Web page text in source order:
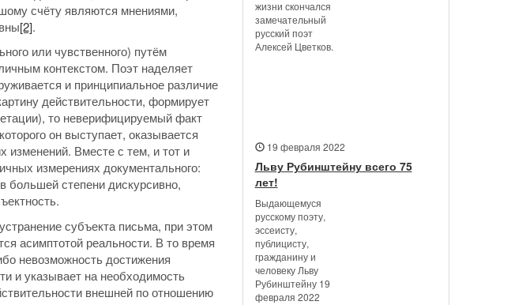
счёту являются мнениями,
[2].
или чувственного) путём
контекстом. Поэт наделяет
и принципиальное различие
действительности, формирует
то неверифицируемый факт
он выступает, оказывается
Вместе с тем, и тот и
измерениях документального:
большей степени дискурсивно,
субъекта письма, при этом
асимптотой реальности. В то время
невозможность достижения
и указывает на необходимость
внешней по отношению
жизни скончался
замечательный
русский поэт
Алексей Цветков.
19 февраля 2022
Льву Рубинштейну всего 75
лет!
Выдающемуся
русскому поэту,
эссеисту,
публицисту,
гражданину и
человеку Льву
Рубинштейну 19
февраля 2022